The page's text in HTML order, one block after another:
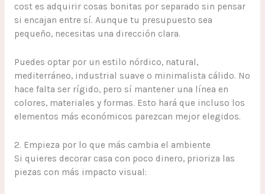
cost es adquirir cosas bonitas por separado sin pensar
si encajan entre sí. Aunque tu presupuesto sea
pequeño, necesitas una dirección clara.
Puedes optar por un estilo nórdico, natural,
mediterráneo, industrial suave o minimalista cálido. No
hace falta ser rígido, pero sí mantener una línea en
colores, materiales y formas. Esto hará que incluso los
elementos más económicos parezcan mejor elegidos.
2. Empieza por lo que más cambia el ambiente
Si quieres decorar casa con poco dinero, prioriza las
piezas con más impacto visual: